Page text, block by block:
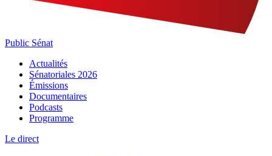
Public Sénat
Actualités
Sénatoriales 2026
Émissions
Documentaires
Podcasts
Programme
Le direct